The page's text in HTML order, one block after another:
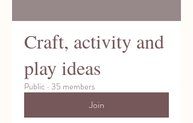
Craft, activity and
play ideas
Public · 35 members
Join